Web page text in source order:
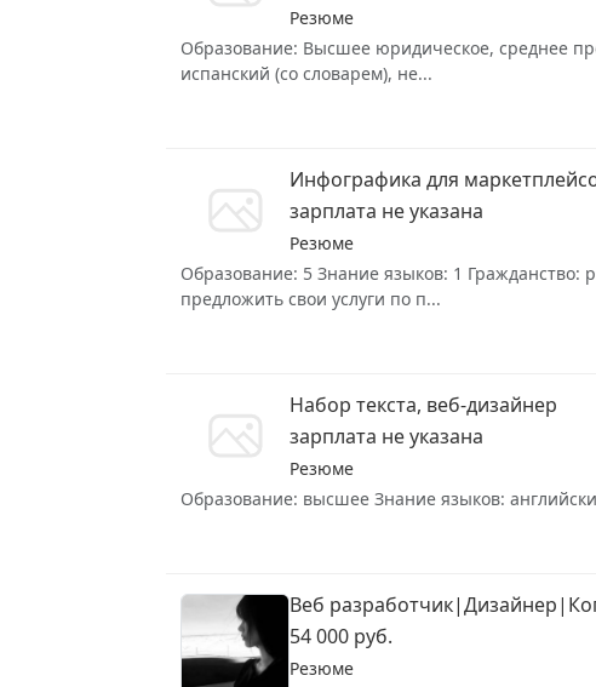
Резюме
Образование: Высшее юридическое, среднее
испанский (со словарем), не...
Инфографика для
зарплата не указана
Резюме
Образование: 5 Знание языков: 1 Гражданство:
предложить свои услуги по п...
Набор текста, веб-дизайнер
зарплата не указана
Резюме
Образование: высшее Знание языков:
Веб
54 000 руб.
Резюме